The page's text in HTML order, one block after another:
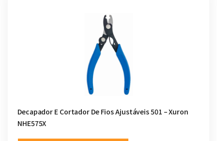
Decapador E Cortador De Fios Ajustáveis 501 – Xuron
NHE575X